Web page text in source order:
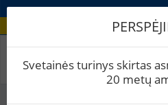
Receptas / Kruvino
Svetainės turinys skirtas
20 metų